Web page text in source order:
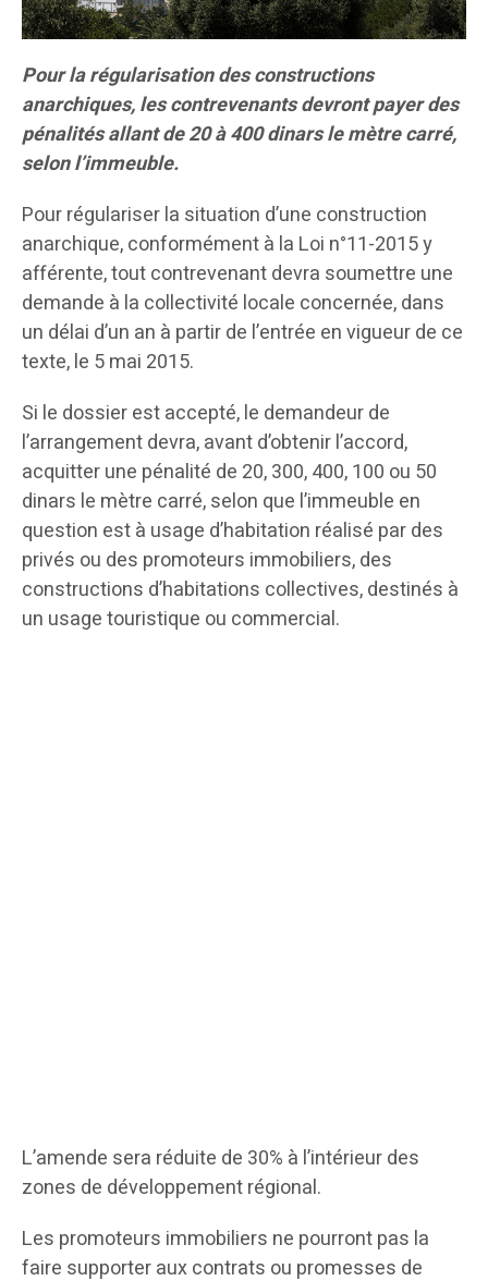
Pour la régularisation des constructions
anarchiques, les contrevenants devront payer des
pénalités allant de 20 à 400 dinars le mètre carré,
selon l’immeuble.
Pour régulariser la situation d’une construction
anarchique, conformément à la Loi n°11-2015 y
afférente, tout contrevenant devra soumettre une
demande à la collectivité locale concernée, dans
un délai d’un an à partir de l’entrée en vigueur de ce
texte, le 5 mai 2015.
Si le dossier est accepté, le demandeur de
l’arrangement devra, avant d’obtenir l’accord,
acquitter une pénalité de 20, 300, 400, 100 ou 50
dinars le mètre carré, selon que l’immeuble en
question est à usage d’habitation réalisé par des
privés ou des promoteurs immobiliers, des
constructions d’habitations collectives, destinés à
un usage touristique ou commercial.
L’amende sera réduite de 30% à l’intérieur des
zones de développement régional.
Les promoteurs immobiliers ne pourront pas la
faire supporter aux contrats ou promesses de